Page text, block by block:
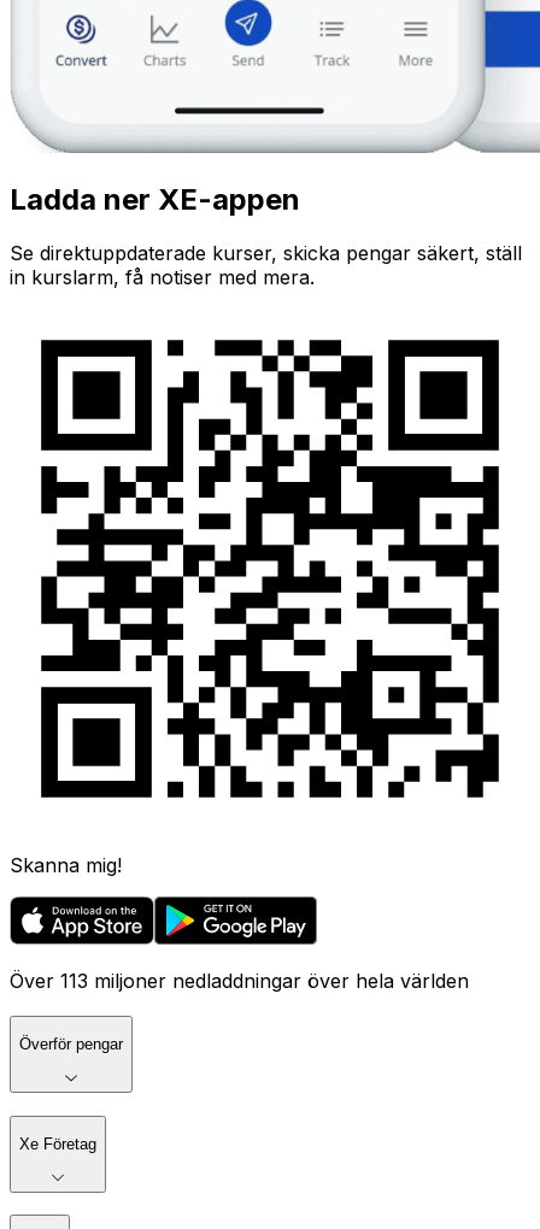
Ladda ner XE-appen
Se direktuppdaterade kurser, skicka pengar säkert, ställ
in kurslarm, få notiser med mera.
Skanna mig!
Över 113 miljoner nedladdningar över hela världen
Överför pengar
Xe Företag